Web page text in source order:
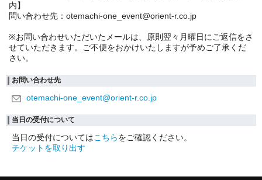
内】
問い合わせ先：otemachi-one_event@orient-r.co.jp
※お問い合わせいただいたメールは、原則翌々月曜日にご返信をさ
せていただきます。ご不便をおかけいたしますが予めご了承くだ
さい。
お問い合わせ先
otemachi-one_event@orient-r.co.jp
当日の受付について
当日の受付についてはこちらをご確認ください。
チケットを取り出す